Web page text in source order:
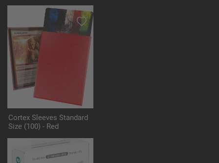
Cortex Sleeves Standard
Size (100) - Red